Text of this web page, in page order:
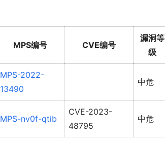
MPS编号 CVE编号
漏洞等
级
MPS-2022-
13490
中危
MPS-nv0f-qtib
CVE-2023-
48795
中危